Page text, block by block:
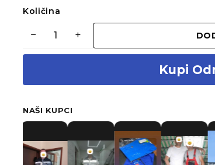
Količina
− +
Kupi
NAŠI KUPCI